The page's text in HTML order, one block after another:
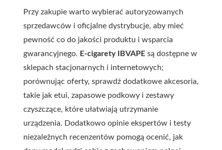
Przy zakupie warto wybierać autoryzowanych
sprzedawców i oficjalne dystrybucje, aby mieć
pewność co do jakości produktu i wsparcia
gwarancyjnego. E-cigarety IBVAPE są dostępne w
sklepach stacjonarnych i internetowych;
porównując oferty, sprawdź dodatkowe akcesoria,
takie jak etui, zapasowe podkowy i zestawy
czyszczące, które ułatwiają utrzymanie
urządzenia. Dodatkowo opinie ekspertów i testy
niezależnych recenzentów pomogą ocenić, jak